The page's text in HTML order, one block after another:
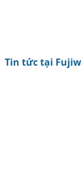
Tin tức tại